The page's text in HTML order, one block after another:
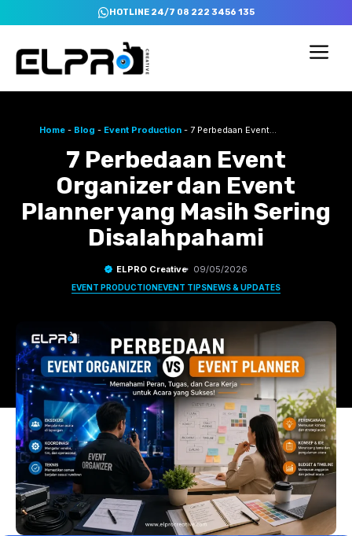
to
content
HOTLINE 24/7 08 222 3456 135
Home - Blog - Event Production - 7 Perbedaan Event
7 Perbedaan Event
Organizer dan Event
Planner yang Masih Sering
Disalahpahami
ELPRO Creative 09/05/2026
EVENT PRODUCTIONEVENT TIPSNEWS & UPDATES